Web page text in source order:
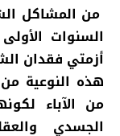
من المشاكل
السنوات
أزمتي فقدان
هذه النوعية
من الآباء
الجسدي